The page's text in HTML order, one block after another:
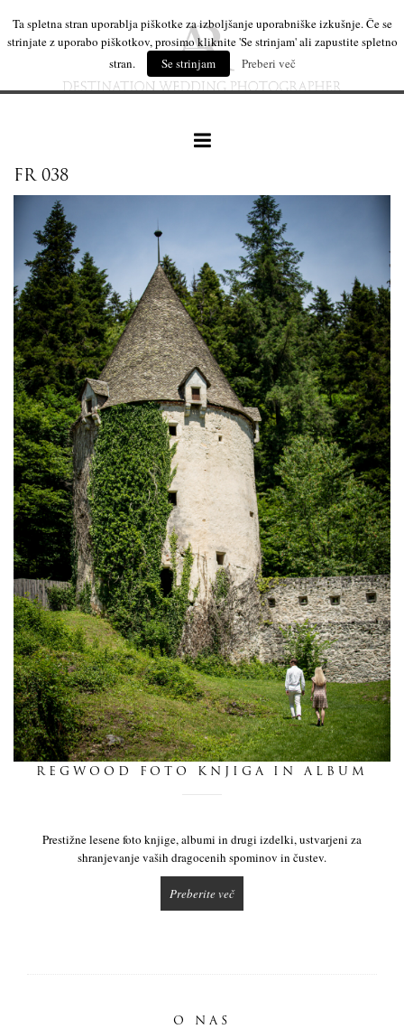
leseni izdelki
mi
dnevnik
pišite nam
FR 038
REGWOOD FOTO KNJIGA IN ALBUM
Prestižne lesene foto knjige, albumi in drugi izdelki, ustvarjeni za
shranjevanje vaših dragocenih spominov in čustev.
Preberite več
O NAS
Ta spletna stran uporablja piškotke za izboljšanje uporabniške izkušnje. Če se
strinjate z uporabo piškotkov, prosimo kliknite 'Se strinjam' ali zapustite spletno
stran.
Se strinjam Preberi več